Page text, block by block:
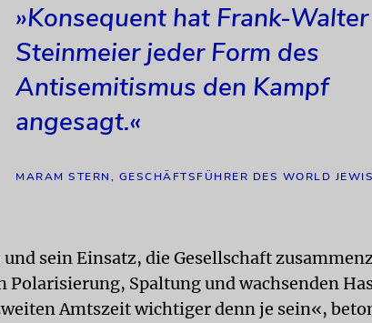
»Konsequent hat Frank-Walter
Steinmeier jeder Form des
Antisemitismus den Kampf
angesagt.«
MARAM STERN, GESCHÄFTSFÜHRER DES WORLD
sein Einsatz, die Gesellschaft
Polarisierung, Spaltung und wachsenden
Amtszeit wichtiger denn je sein«,